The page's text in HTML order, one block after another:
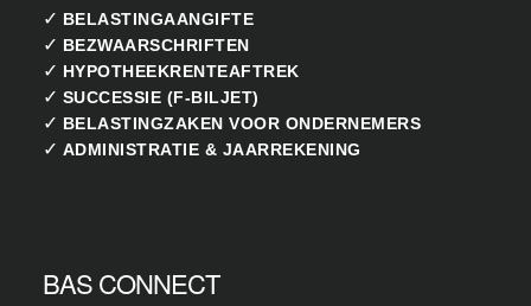
✓ BELASTINGAANGIFTE
✓ BEZWAARSCHRIFTEN
✓ HYPOTHEEKRENTEAFTREK
✓ SUCCESSIE (F-BILJET)
✓ BELASTINGZAKEN VOOR ONDERNEMERS
✓ ADMINISTRATIE & JAARREKENING
BAS CONNECT